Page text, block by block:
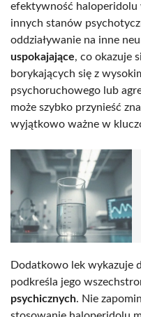
efektywność haloperidolu
innych stanów
oddziaływanie na inne
uspokajające, co okazuje
borykających się z
psychoruchowego lub
może szybko przynieść
wyjątkowo ważne w
Dodatkowo lek wykazuje
podkreśla jego
psychicznych. Nie